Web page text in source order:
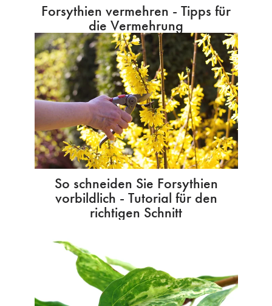
Forsythien vermehren - Tipps für
die Vermehrung
So schneiden Sie Forsythien
vorbildlich - Tutorial für den
richtigen Schnitt